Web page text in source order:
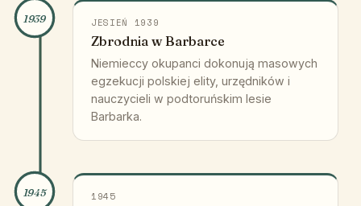
1939 JESIEŃ 1939
Zbrodnia w Barbarce
Niemieccy okupanci dokonują masowych
egzekucji polskiej elity, urzędników i
nauczycieli w podtoruńskim lesie
Barbarka.
1945 1945